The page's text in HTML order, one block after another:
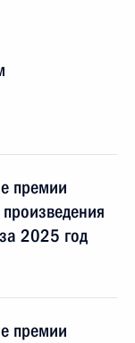
премии
2025 год
премии